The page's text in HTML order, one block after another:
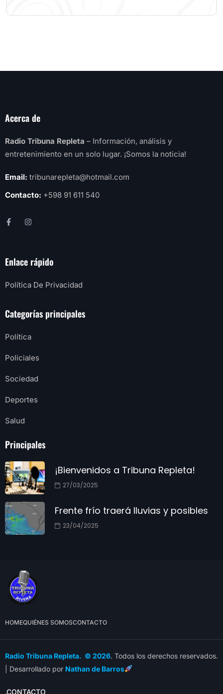
Acerca de
Radio Tribuna Repleta – Información, análisis y
entretenimiento en un solo lugar. ¡Somos la noticia!
Email: tribunarepleta@hotmail.com
Contacto: +598 91 611 540
Enlace rápido
Política De Privacidad
Categorías principales
Política
Policiales
Sociedad
Deportes
Salud
Principales
¡Bienvenidos a Tribuna Repleta!
27/03/2025
Frente frío traerá lluvias y posibles
23/04/2025
HOMEQUIÉNES SOMOSCONTACTO
Radio Tribuna Repleta. © 2026. Todos los derechos reservados.
| Desarrollado por Nathan de Barros
.CONTACTO